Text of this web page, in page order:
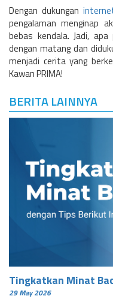
Dengan dukungan
pengalaman menginap
bebas kendala. Jadi,
dengan matang dan
menjadi cerita yang
Kawan PRIMA!
BERITA LAINNYA
Tingkatkan Minat
29 May 2026